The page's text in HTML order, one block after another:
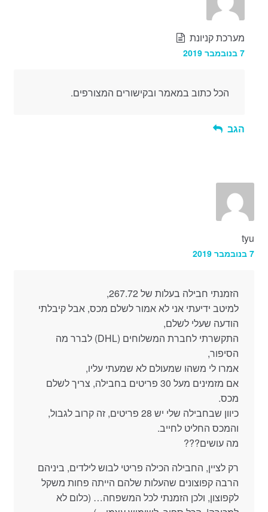
מערכת קניונת
7 בנובמבר 2019
הכל כתוב במאמר ובקישורים המצורפים.
הגב
tyu
7 בנובמבר 2019
הזמנתי חבילה בעלות של 267.72,
למיטב ידיעתי אני לא אמור לשלם מכס, אבל קיבלתי
הודעה שעלי לשלם,
התקשרתי לחברת המשלוחים (DHL) לברר מה
הסיפור,
אמרו לי משהו שמעולם לא שמעתי עליו,
אם מזמינים מעל 30 פריטים בחבילה, צריך לשלם
מכס.
כיוון שבחבילה שלי יש 28 פריטים, זה קרוב לגבול,
והמכס החליט לחייב.
מה עושים???
רק לציין, החבילה הכילה פריטי לבוש לילדים, ביניהם
הרבה קפוצונים שהעלות שלהם הייתה פחות משקל
לקפוצון, ולכן הזמנתי לכל המשפחה… (כלום לא